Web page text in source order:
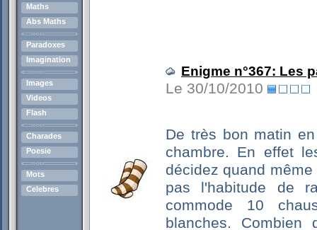
Maths
Abs Maths
Paradoxes
Imagination
Images
Videos
Flash
Charades
Poesie
Mots
Celebres
Enigme n°367: Les
Le 30/10/2010
De très bon matin
chambre. En effet
décidez quand
pas l'habitude de
commode 10
blanches. Combien